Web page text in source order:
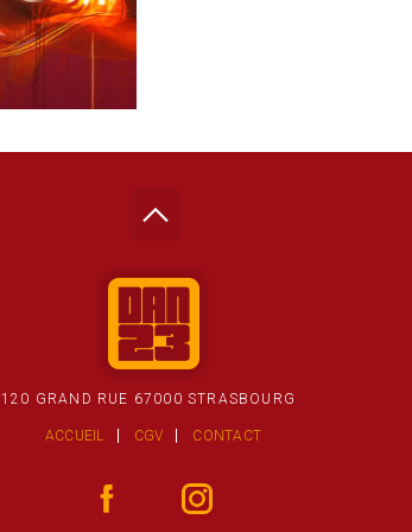
120 GRAND RUE 67000 STRASBOURG
ACCUEIL CGV CONTACT